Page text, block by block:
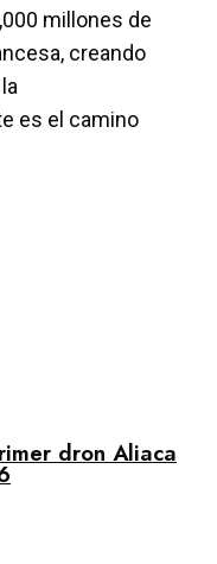
millones de
creando
es el camino
dron Aliaca